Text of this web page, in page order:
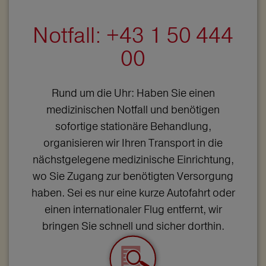
Notfall: +43 1 50 444
00
Rund um die Uhr: Haben Sie einen
medizinischen Notfall und benötigen
sofortige stationäre Behandlung,
organisieren wir Ihren Transport in die
nächstgelegene medizinische Einrichtung,
wo Sie Zugang zur benötigten Versorgung
haben. Sei es nur eine kurze Autofahrt oder
einen internationaler Flug entfernt, wir
bringen Sie schnell und sicher dorthin.